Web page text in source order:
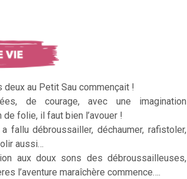
deux au Petit Sau commençait !
de courage, avec une imagination
folie, il faut bien l’avouer !
fallu débroussailler, déchaumer, rafistoler,
aussi…
aux doux sons des débroussailleuses,
l’aventure maraîchère commence….